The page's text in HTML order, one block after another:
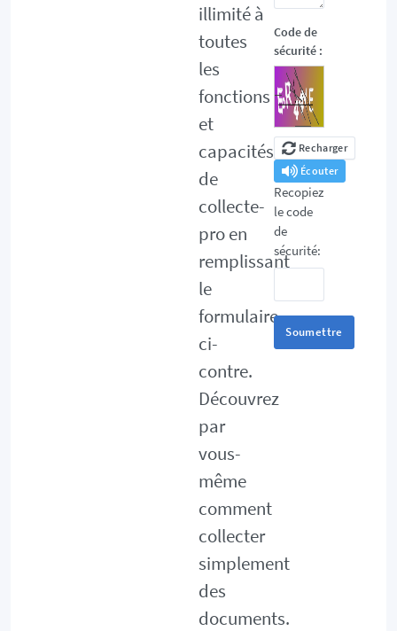
illimité à
toutes
les
fonctions
et
capacités
de
collecte-
pro en
remplissant
le
formulaire
ci-
contre.
Découvrez
par
vous-
même
comment
collecter
simplement
des
documents.
Code de
sécurité :
Recharger
Écouter
Recopiez
le code
de
sécurité:
Soumettre